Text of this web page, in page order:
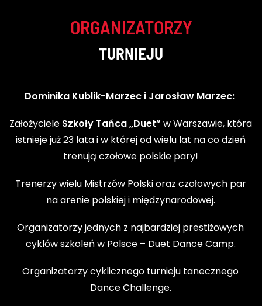
ORGANIZATORZY
TURNIEJU
Dominika Kublik-Marzec i Jarosław Marzec:
ZałożycieleSzkoły Tańca „Duet” w Warszawie, która
istnieje już 23 lata i w której od wielu lat na co dzień
trenują czołowe polskie pary!
Trenerzy wielu Mistrzów Polski oraz czołowych par
na arenie polskiej i międzynarodowej.
Organizatorzy jednych z najbardziej prestiżowych
cyklów szkoleń w Polsce – Duet Dance Camp.
Organizatorzy cyklicznego turnieju tanecznego
Dance Challenge.